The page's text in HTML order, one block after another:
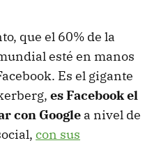
que el 60% de la
esté en manos
Es el gigante
es Facebook el
con Google a nivel de
con sus